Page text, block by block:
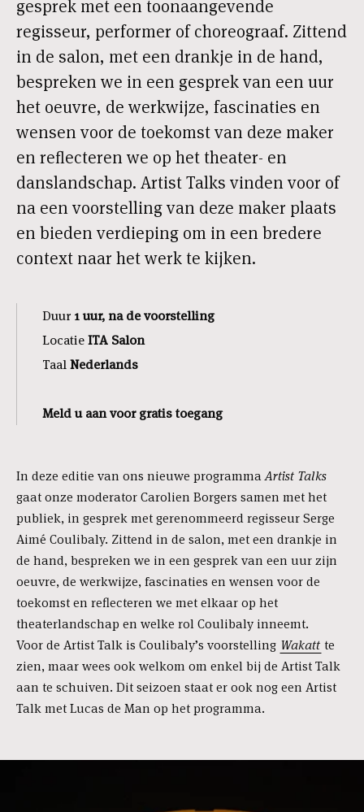
gesprek met een toonaangevende
regisseur, performer of choreograaf. Zittend
in de salon, met een drankje in de hand,
bespreken we in een gesprek van een uur
het oeuvre, de werkwijze, fascinaties en
wensen voor de toekomst van deze maker
en reflecteren we op het theater- en
danslandschap. Artist Talks vinden voor of
na een voorstelling van deze maker plaats
en bieden verdieping om in een bredere
context naar het werk te kijken.
Duur 1 uur, na de voorstelling
Locatie ITA Salon
Taal Nederlands
Meld u aan voor gratis toegang
In deze editie van ons nieuwe programmaArtist Talks
gaat onze moderator Carolien Borgers samen met het
publiek, in gesprek met gerenommeerd regisseur Serge
Aimé Coulibaly. Zittend in de salon, met een drankje in
de hand, bespreken we in een gesprek van een uur zijn
oeuvre, de werkwijze, fascinaties en wensen voor de
toekomst en reflecteren we met elkaar op het
theaterlandschap en welke rol Coulibaly inneemt.
Voor de Artist Talk is Coulibaly’s voorstelling Wakatt te
zien, maar wees ook welkom om enkel bij de Artist Talk
aan te schuiven. Dit seizoen staat er ook nog een Artist
Talk met Lucas de Man op het programma.